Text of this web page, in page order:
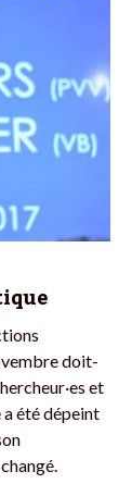
doit-
et
été dépeint